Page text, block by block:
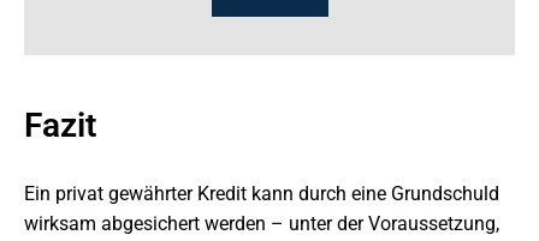
Fazit
Ein privat gewährter Kredit kann durch eine Grundschuld
wirksam abgesichert werden – unter der Voraussetzung,